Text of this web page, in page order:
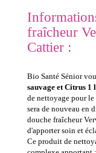
fraîcheur
Cattier :
Bio Santé Sénior
sauvage et Citrus
de nettoyage pour le
sera de nouveau en
douche fraîcheur
d'apporter soin et
Ce produit de